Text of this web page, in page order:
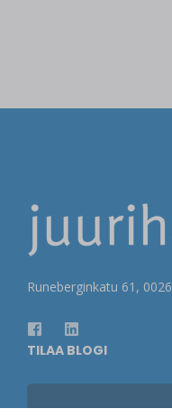
Runeberginkatu 61,
TILAA BLOGI